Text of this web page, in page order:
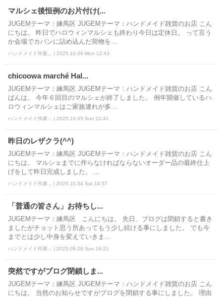
マルシェ後恒例のお片付け(...
JUGEMテーマ：練馬区 JUGEMテーマ：ハンドメイド雑貨のお店 こん
にちは。 昨日でハロウィンマルシェも終わり今日は定休日。 って言う
か会場でカバンに詰め込んだ荷物を...
ハンドメイド作家... | 2025.10.06 Mon 12:43
chicoowa marché Hal...
JUGEMテーマ：練馬区 JUGEMテーマ：ハンドメイド雑貨のお店 こん
ばんは。 今年６回目のマルシェが終了しました。 例年開催しているハ
ロウィンマルシェはご家族連れが多...
ハンドメイド作家... | 2025.10.05 Sun 21:41
昨日のレザクラ(^^)
JUGEMテーマ：練馬区 JUGEMテーマ：ハンドメイド雑貨のお店 こん
にちは。 マルシェまでに作らなければならないオーダー品の最終仕上
げをして昨日完成しました。 ...
ハンドメイド作家... | 2025.10.04 Sat 14:57
「普通の皆さん」お待ちし...
JUGEMテーマ：練馬区 こんにちは。 先日、ブログは閉鎖すると書き
ましたがチョット思う所あってもう少し続ける事にしました。 でも今
までとは少し中身を変えていきま...
ハンドメイド作家... | 2025.09.28 Sun 16:21
突然ですがブログ閉鎖しま...
JUGEMテーマ：練馬区 JUGEMテーマ：ハンドメイド雑貨のお店 こん
にちは。 当然のお知らせですがブログを閉鎖する事にしました。 理由